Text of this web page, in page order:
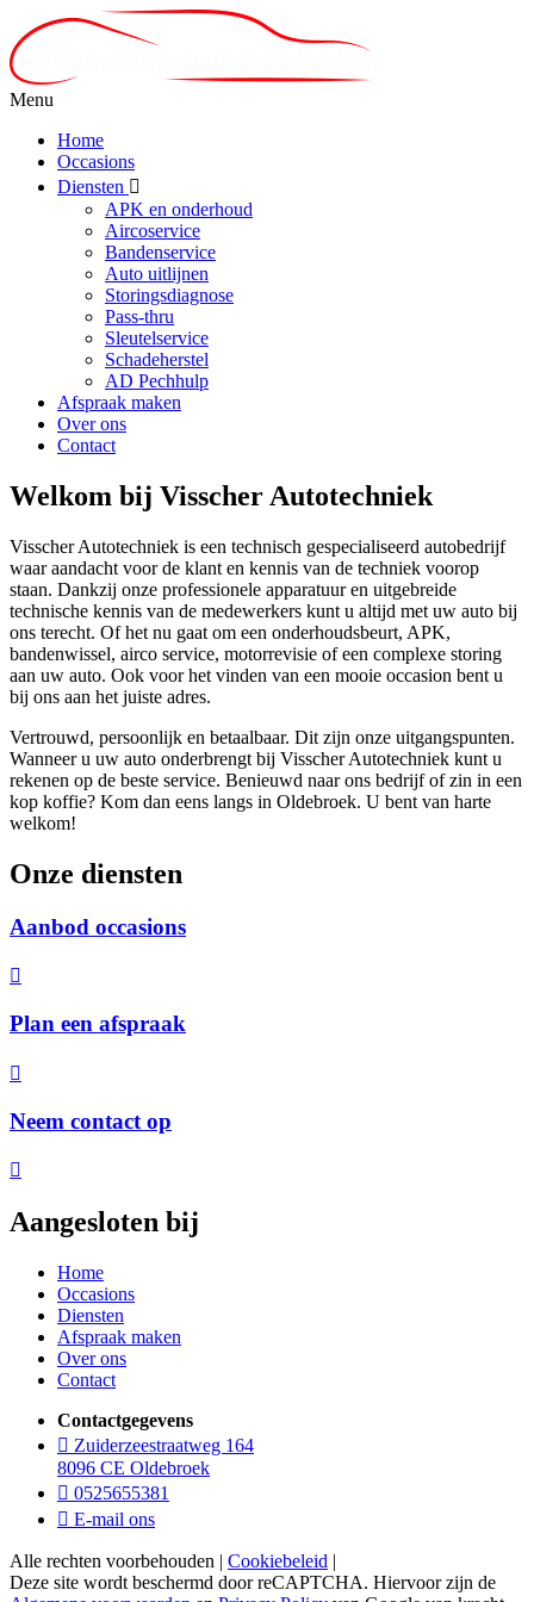
Menu
Home
Occasions
Diensten
APK en onderhoud
Aircoservice
Bandenservice
Auto uitlijnen
Storingsdiagnose
Pass-thru
Sleutelservice
Schadeherstel
AD Pechhulp
Afspraak maken
Over ons
Contact
Welkom bij Visscher Autotechniek
Visscher Autotechniek is een technisch gespecialiseerd autobedrijf
waar aandacht voor de klant en kennis van de techniek voorop
staan. Dankzij onze professionele apparatuur en uitgebreide
technische kennis van de medewerkers kunt u altijd met uw auto bij
ons terecht. Of het nu gaat om een onderhoudsbeurt, APK,
bandenwissel, airco service, motorrevisie of een complexe storing
aan uw auto. Ook voor het vinden van een mooie occasion bent u
bij ons aan het juiste adres.
Vertrouwd, persoonlijk en betaalbaar. Dit zijn onze uitgangspunten.
Wanneer u uw auto onderbrengt bij Visscher Autotechniek kunt u
rekenen op de beste service. Benieuwd naar ons bedrijf of zin in een
kop koffie? Kom dan eens langs in Oldebroek. U bent van harte
welkom!
Onze diensten
Aanbod occasions
Plan een afspraak
Neem contact op
Aangesloten bij
Home
Occasions
Diensten
Afspraak maken
Over ons
Contact
Contactgegevens
Zuiderzeestraatweg 164
8096 CE Oldebroek
0525655381
E-mail ons
Alle rechten voorbehouden | Cookiebeleid |
Deze site wordt beschermd door reCAPTCHA. Hiervoor zijn de